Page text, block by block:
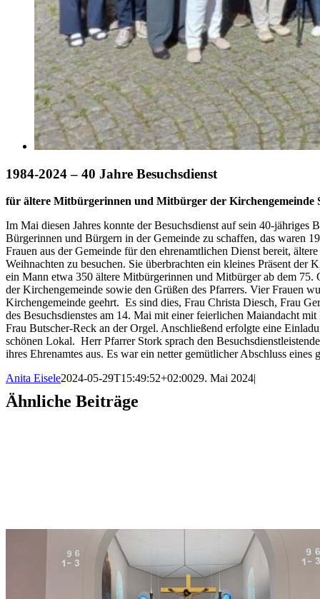
1984-2024 – 40 Jahre Besuchsdienst
für ältere Mitbürgerinnen und Mitbürger der Kirchengemeinde
Im Mai diesen Jahres konnte der Besuchsdienst auf sein 40-
Bürgerinnen und Bürgern in der Gemeinde zu schaffen, das waren
Frauen aus der Gemeinde für den ehrenamtlichen Dienst bereit,
Weihnachten zu besuchen. Sie überbrachten ein kleines Präsent der
ein Mann etwa 350 ältere Mitbürgerinnen und Mitbürger ab dem 75.
der Kirchengemeinde sowie den Grüßen des Pfarrers. Vier Frauen
Kirchengemeinde geehrt. Es sind dies, Frau Christa Diesch, Frau
des Besuchsdienstes am 14. Mai mit einer feierlichen Maiandacht
Frau Butscher-Reck an der Orgel. Anschließend erfolgte eine
schönen Lokal. Herr Pfarrer Stork sprach den
ihres Ehrenamtes aus. Es war ein netter gemütlicher Abschluss eines
Anita Eisele2024-05-29T15:49:52+02:0029. Mai 2024|
Ähnliche Beiträge